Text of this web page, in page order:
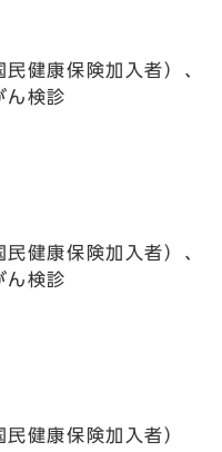
健康保険加入者）、
ん検診
健康保険加入者）、
ん検診
健康保険加入者）